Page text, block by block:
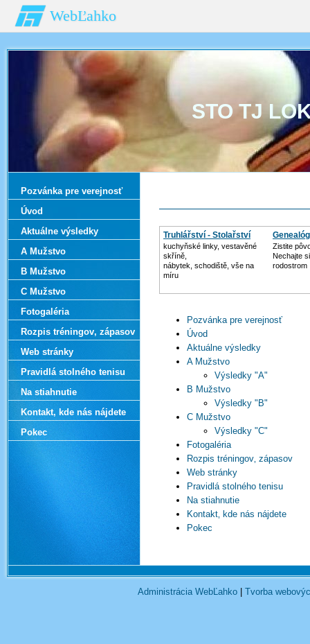
WebĽahko
STO TJ
Truhlářství - Stolařství
kuchyňské linky, vestavěné
skříně,
nábytek, schodiště, vše na
míru
Zistite
Nechajte
rodostrom
Pozvánka pre verejnosť
Úvod
Aktuálne výsledky
A Mužstvo
Výsledky "A"
B Mužstvo
Výsledky "B"
C Mužstvo
Výsledky "C"
Fotogaléria
Rozpis tréningov‚ zápasov
Web stránky
Pravidlá stolného tenisu
Na stiahnutie
Kontakt‚ kde nás nájdete
Pokec
Pozvánka pre verejnosť
Úvod
Aktuálne výsledky
A Mužstvo
B Mužstvo
C Mužstvo
Fotogaléria
Rozpis tréningov‚ zápasov
Web stránky
Pravidlá stolného tenisu
Na stiahnutie
Kontakt‚ kde nás nájdete
Pokec
Administrácia WebĽahko| Tvorba